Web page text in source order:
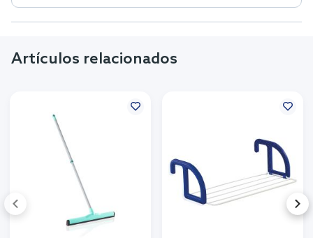
Artículos relacionados